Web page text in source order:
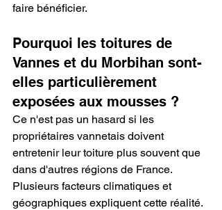
faire bénéficier.
Pourquoi les toitures de
Vannes et du Morbihan sont-
elles particulièrement
exposées aux mousses ?
Ce n'est pas un hasard si les
propriétaires vannetais doivent
entretenir leur toiture plus souvent que
dans d'autres régions de France.
Plusieurs facteurs climatiques et
géographiques expliquent cette réalité.